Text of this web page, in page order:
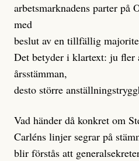
arbetsmarknadens parter på
med
beslut av en tillfällig
Det betyder i klartext: ju fler
årsstämman,
desto större
Vad händer då konkret om
Carléns linjer segrar på
blir förstås att